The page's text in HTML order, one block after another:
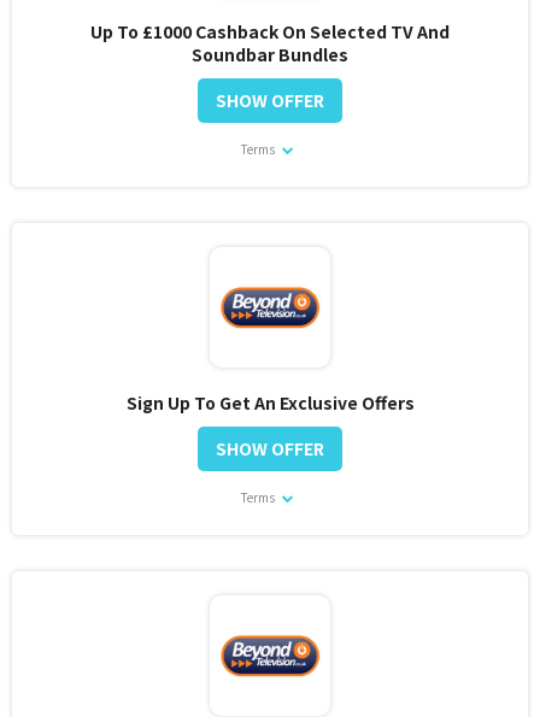
Up To £1000 Cashback On Selected TV And
Soundbar Bundles
Terms
SHOW OFFER
Sign Up To Get An Exclusive Offers
Terms
SHOW OFFER